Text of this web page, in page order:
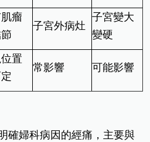
瘤
子宮外病灶
子宮變大
變硬
置
常影響 可能影響
確婦科病因的經痛，主要與